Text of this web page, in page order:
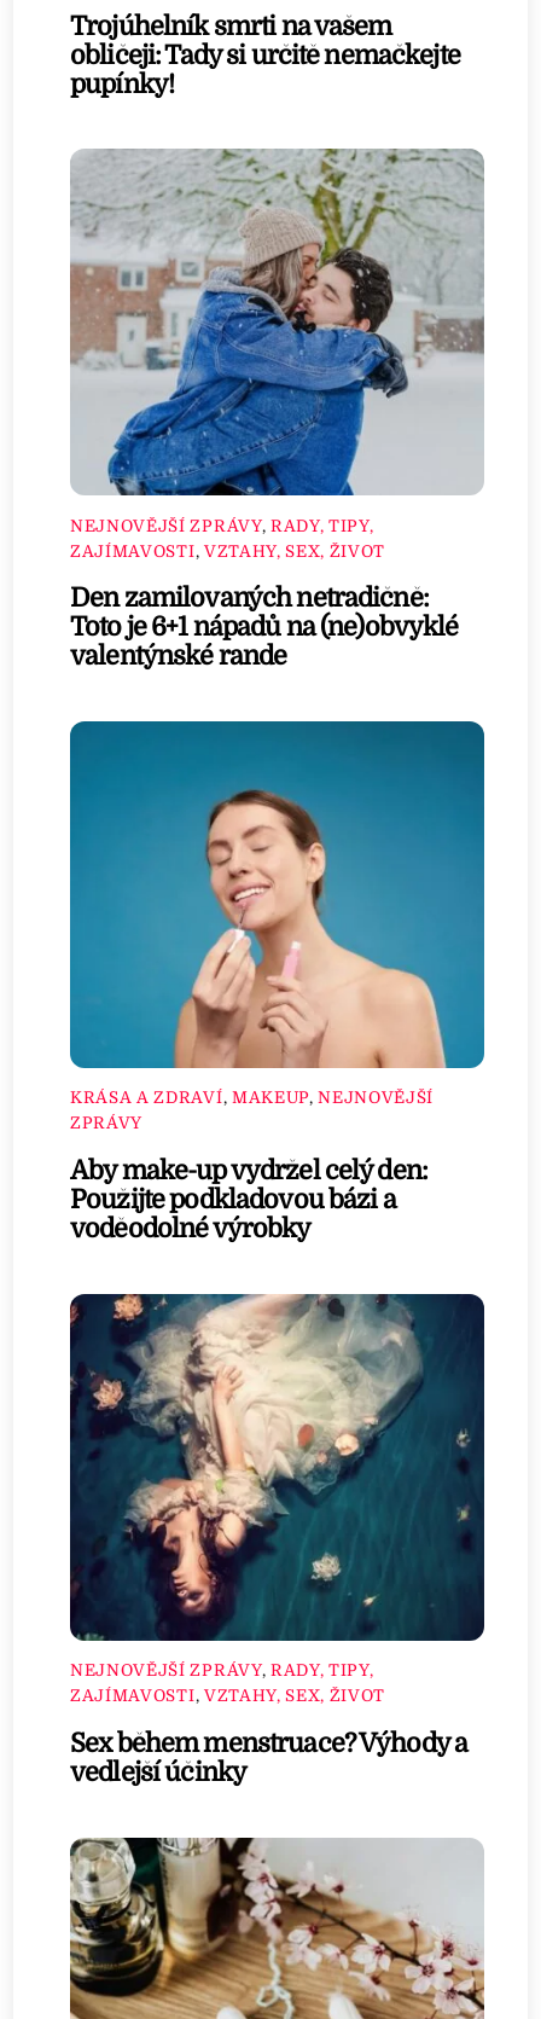
Trojúhelník smrti na vašem
obličeji: Tady si určitě nemačkejte
pupínky!
NEJNOVĚJŠÍ ZPRÁVY, RADY, TIPY,
ZAJÍMAVOSTI, VZTAHY, SEX, ŽIVOT
Den zamilovaných netradičně:
Toto je 6+1 nápadů na (ne)obvyklé
valentýnské rande
KRÁSA A ZDRAVÍ, MAKEUP,NEJNOVĚJŠÍ
ZPRÁVY
Aby make-up vydržel celý den:
Použijte podkladovou bázi a
voděodolné výrobky
NEJNOVĚJŠÍ ZPRÁVY, RADY, TIPY,
ZAJÍMAVOSTI, VZTAHY, SEX, ŽIVOT
Sex během menstruace? Výhody a
vedlejší účinky